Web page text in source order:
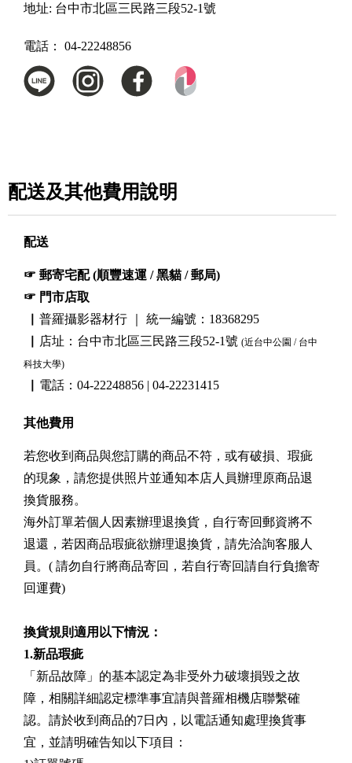
地址: 台中市北區三民路三段52-1號
電話： 04-22248856
配送及其他費用說明
配送
☞ 郵寄宅配 (順豐速運 / 黑貓 / 郵局)
☞ 門市店取
▏普羅攝影器材行 ｜ 統一編號：18368295
▏店址：台中市北區三民路三段52-1號 (近台中公園 / 台中
科技大學)
▏電話：04-22248856 | 04-22231415
其他費用
若您收到商品與您訂購的商品不符，或有破損、瑕疵
的現象，請您提供照片並通知本店人員辦理原商品退
換貨服務。
海外訂單若個人因素辦理退換貨，自行寄回郵資將不
退還，若因商品瑕疵欲辦理退換貨，請先洽詢客服人
員 。( 請勿自行將商品寄回，若自行寄回請自行負擔寄
回運費)
換貨規則適用以下情況：
1.新品瑕疵
「新品故障」的基本認定為非受外力破壞損毀之故
障，相關詳細認定標準事宜請與普羅相機店聯繫確
認。請於收到商品的7日內，以電話通知處理換貨事
宜，並請明確告知以下項目：